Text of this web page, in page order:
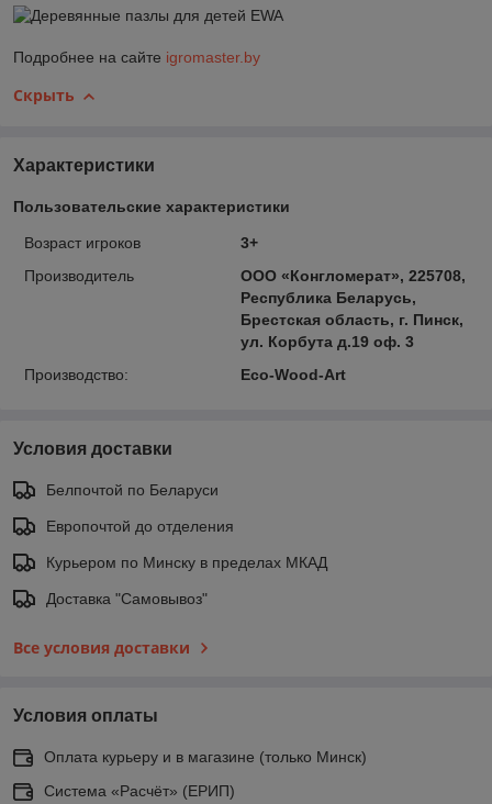
Подробнее на сайте igromaster.by
Скрыть
Характеристики
Пользовательские характеристики
Возраст игроков
3+
Производитель
ООО «Конгломерат», 225708,
Республика Беларусь,
Брестская область, г. Пинск,
ул. Корбута д.19 оф. 3
Производство:
Eco-Wood-Art
Условия доставки
Белпочтой по Беларуси
Европочтой до отделения
Курьером по Минску в пределах МКАД
Доставка "Самовывоз"
Все условия доставки
Условия оплаты
Оплата курьеру и в магазине (только Минск)
Система «Расчёт» (ЕРИП)